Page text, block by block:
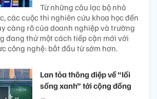
Từ những câu lạc bộ nhỏ
các cuộc thi nghiên cứu khoa học đến
càng rõ của doanh nghiệp và trường
đang thử một cách tiếp cận mới với
công nghệ: bắt đầu từ sớm hơn.
Lan tỏa thông điệp về “lối
sống xanh” tới cộng đồng